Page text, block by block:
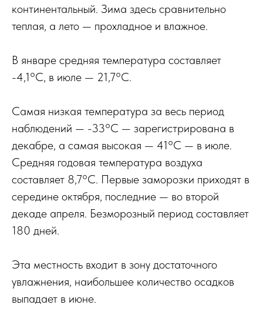
континентальный. Зима здесь сравнительно
теплая, а лето — прохладное и влажное.
В январе средняя температура составляет
-4,1°С, в июле — 21,7°С.
Самая низкая температура за весь период
наблюдений — -33°С — зарегистрирована в
декабре, а самая высокая — 41°С — в июле.
Средняя годовая температура воздуха
составляет 8,7°С. Первые заморозки приходят в
середине октября, последние — во второй
декаде апреля. Безморозный период составляет
180 дней.
Эта местность входит в зону достаточного
увлажнения, наибольшее количество осадков
выпадает в июне.